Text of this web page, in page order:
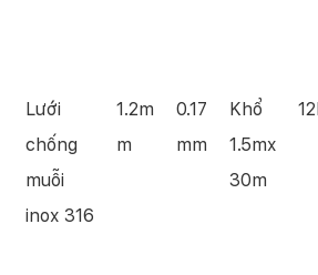
Lưới
chống
muỗi
inox 316
1.2m
m
0.17
mm
Khổ
1.5mx
30m